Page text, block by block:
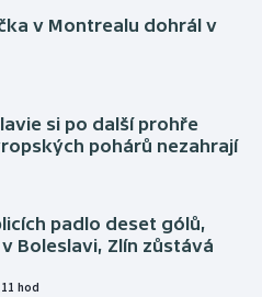
v Montrealu dohrál v
si po další prohře
pohárů nezahrají
padlo deset gólů,
Boleslavi, Zlín zůstává
hod